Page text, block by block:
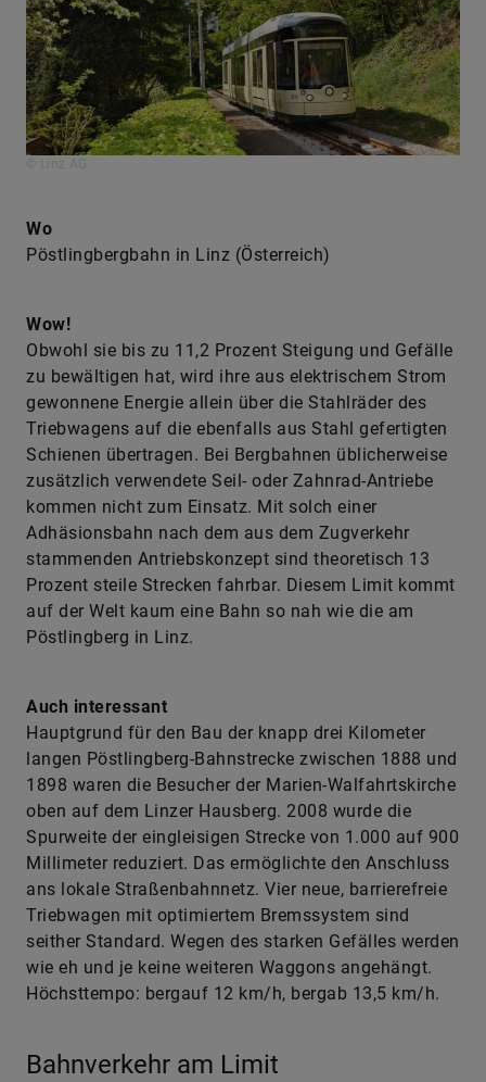
Wo
Pöstlingbergbahn in Linz (Österreich)
Wow!
Obwohl sie bis zu 11,2 Prozent Steigung und Gefälle
zu bewältigen hat, wird ihre aus elektrischem Strom
gewonnene Energie allein über die Stahlräder des
Triebwagens auf die ebenfalls aus Stahl gefertigten
Schienen übertragen. Bei Bergbahnen üblicherweise
zusätzlich verwendete Seil- oder Zahnrad-Antriebe
kommen nicht zum Einsatz. Mit solch einer
Adhäsionsbahn nach dem aus dem Zugverkehr
stammenden Antriebskonzept sind theoretisch 13
Prozent steile Strecken fahrbar. Diesem Limit kommt
auf der Welt kaum eine Bahn so nah wie die am
Pöstlingberg in Linz.
Auch interessant
Hauptgrund für den Bau der knapp drei Kilometer
langen Pöstlingberg-Bahnstrecke zwischen 1888 und
1898 waren die Besucher der Marien-Walfahrtskirche
oben auf dem Linzer Hausberg. 2008 wurde die
Spurweite der eingleisigen Strecke von 1.000 auf 900
Millimeter reduziert. Das ermöglichte den Anschluss
ans lokale Straßenbahnnetz. Vier neue, barrierefreie
Triebwagen mit optimiertem Bremssystem sind
seither Standard. Wegen des starken Gefälles werden
wie eh und je keine weiteren Waggons angehängt.
Höchsttempo: bergauf 12 km/h, bergab 13,5 km/h.
Bahnverkehr am Limit